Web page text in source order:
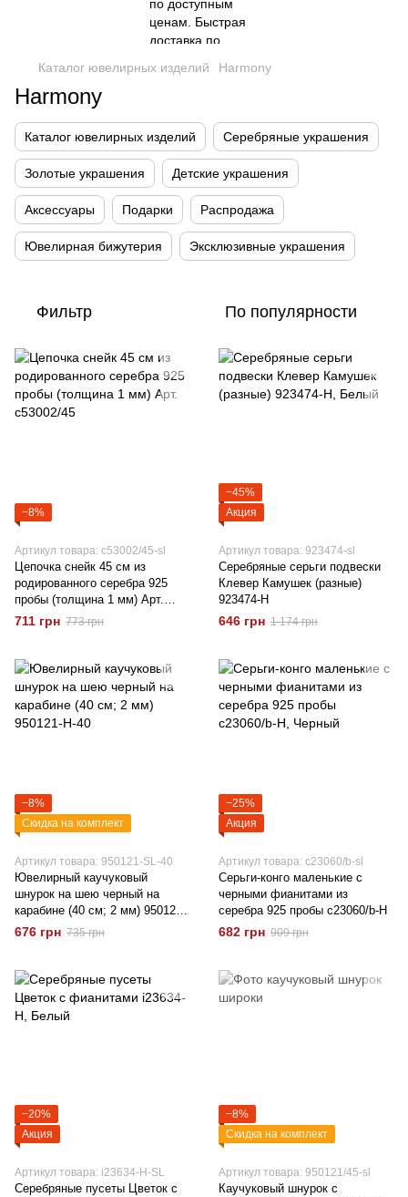
Каталог ювелирных изделий Harmony
Harmony
Каталог ювелирных изделий Серебряные украшения
Золотые украшения Детские украшения
Аксессуары Подарки Распродажа
Ювелирная бижутерия Эксклюзивные украшения
Фильтр По популярности
−8%
Артикул товара: с53002/45-sl
Цепочка снейк 45 см из
родированного серебра 925
пробы (толщина 1 мм) Арт.
с53002/45
711 грн 773 грн
−45%
Акция
Артикул товара: 923474-sl
Серебряные серьги подвески
Клевер Камушек (разные)
923474-Н
646 грн 1 174 грн
−8%
Скидка на комплект
Артикул товара: 950121-SL-40
Ювелирный каучуковый
шнурок на шею черный на
карабине (40 см; 2 мм) 950121-
Н-40
676 грн 735 грн
−25%
Акция
Артикул товара: c23060/b-sl
Серьги-конго маленькие с
черными фианитами из
серебра 925 пробы c23060/b-H
682 грн 909 грн
−20%
Акция
Артикул товара: i23634-H-SL
Серебряные пусеты Цветок с
−8%
Скидка на комплект
Артикул товара: 950121/45-sl
Каучуковый шнурок с